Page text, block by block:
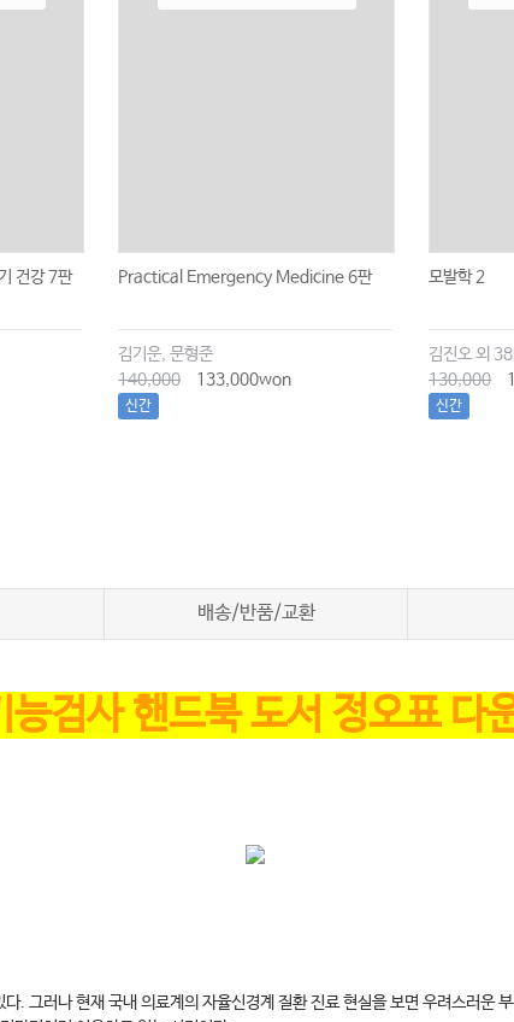
건강 7판 Practical Emergency Medicine 6판
김기운, 문형준
140,000
133,000won
신간
모발학 2
김진오 외
130,000
신간
배송/반품/교환
검사 핸드북 도서 정오표 다
. 그러나 현재 국내 의료계의 자율신경계 질환 진료 현실을 보면 우려스러운